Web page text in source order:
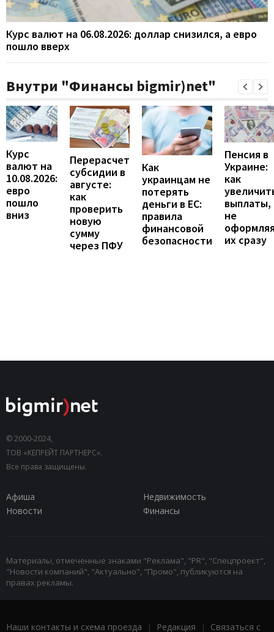
Курс валют на 06.08.2026: доллар снизился, а евро
пошло вверх
Внутри "Финансы bigmir)net"
Курс
валют на
10.08.2026:
евро
пошло
вниз
Перерасчет
субсидии в
августе:
как
проверить
новую
сумму
через ПФУ
Как
украинцам не
потерять
деньги в ЕС:
правила
финансовой
безопасности
Пенсия в
Украине:
как
выплаты,
не
их сразу
© 2000-2024,
ТОВ «КЕПРЕЙТ ПАРТНЕРС».
Все права защищены.
Афиша
Недвижимость
Новости
Финансы
Материалы, отмеченные знаками "Реклама", "PR", "Спецпроект",
"Новости компаний", "Актуально", "Промо", публикуются на
правах рекламы.
Наши контакты и схема проезда | Редакция | Связаться с